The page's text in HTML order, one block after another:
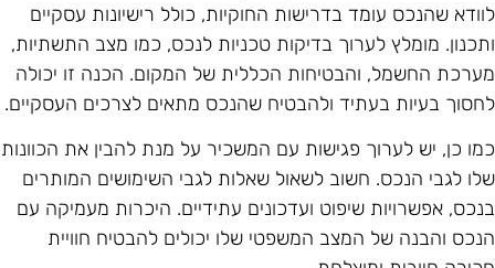
שהנכס עומד בדרישות החוקיות, כולל רישיונות עסקיים
מומלץ לערוך בדיקות טכניות לנכס, כמו מצב התשתיות,
החשמל, והבטיחות הכללית של המקום. הכנה זו יכולה
בעיות בעתיד ולהבטיח שהנכס מתאים לצרכים העסקיים.
כן, יש לערוך פגישות עם המשכיר על מנת להבין את הכוונות
לגבי הנכס. חשוב לשאול שאלות לגבי השימושים המותרים
אפשרויות שיפוט ועדכונים עתידיים. היכרות מעמיקה עם
והבנה של המצב המשפטי שלו יכולים להבטיח חוויית